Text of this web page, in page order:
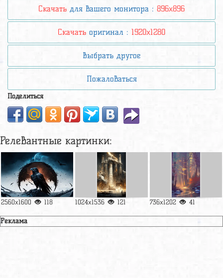
Скачать для вашего монитора : 896x896
Скачать оригинал : 1920x1280
Выбрать другое
Пожаловаться
Поделиться
Релевантные картинки:
2560x1600 118 1024x1536 121 736x1202 41
Реклама